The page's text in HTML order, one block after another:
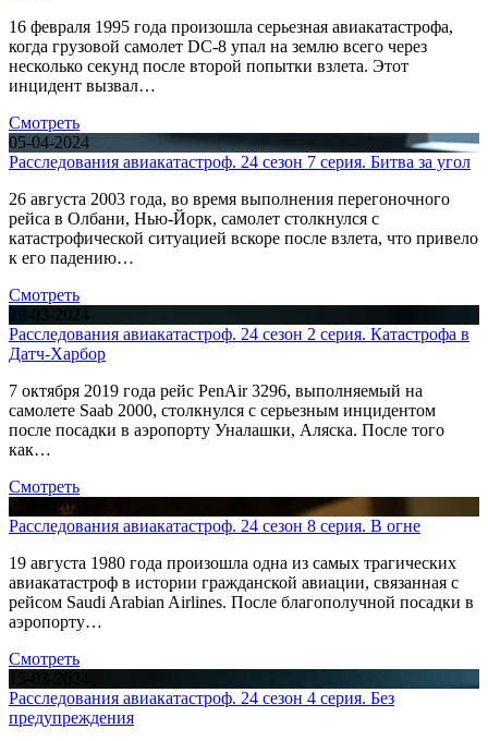
16 февраля 1995 года произошла серьезная авиакатастрофа,
когда грузовой самолет DC-8 упал на землю всего через
несколько секунд после второй попытки взлета. Этот
инцидент вызвал…
Смотреть
05-04-2024
Расследования авиакатастроф. 24 сезон 7 серия. Битва за угол
26 августа 2003 года, во время выполнения перегоночного
рейса в Олбани, Нью-Йорк, самолет столкнулся с
катастрофической ситуацией вскоре после взлета, что привело
к его падению…
Смотреть
29-03-2024
Расследования авиакатастроф. 24 сезон 2 серия. Катастрофа в
Датч-Харбор
7 октября 2019 года рейс PenAir 3296, выполняемый на
самолете Saab 2000, столкнулся с серьезным инцидентом
после посадки в аэропорту Уналашки, Аляска. После того
как…
Смотреть
22-03-2024
Расследования авиакатастроф. 24 сезон 8 серия. В огне
19 августа 1980 года произошла одна из самых трагических
авиакатастроф в истории гражданской авиации, связанная с
рейсом Saudi Arabian Airlines. После благополучной посадки в
аэропорту…
Смотреть
Расследования авиакатастроф. 24 сезон 4 серия. Без
предупреждения